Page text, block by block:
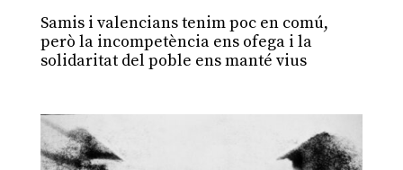
Samis i valencians tenim poc en comú,
però la incompetència ens ofega i la
solidaritat del poble ens manté vius